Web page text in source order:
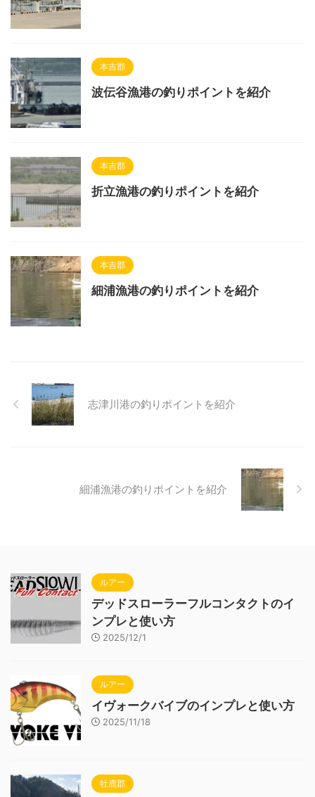
本吉郡
波伝谷漁港の釣りポイントを紹介
本吉郡
折立漁港の釣りポイントを紹介
本吉郡
細浦漁港の釣りポイントを紹介
志津川港の釣りポイントを紹介
細浦漁港の釣りポイントを紹介
ルアー
デッドスローラーフルコンタクトのイ
ンプレと使い方
2025/12/1
ルアー
イヴォークバイブのインプレと使い方
2025/11/18
牡鹿郡